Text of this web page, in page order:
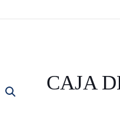
CAJA